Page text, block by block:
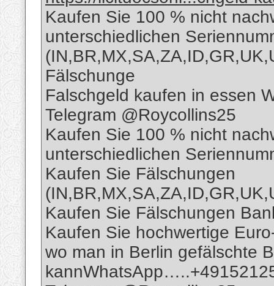
Kaufen Sie 100 % nicht
unterschiedlichen
Fälschunge
Falschgeld kaufen in essen
Telegram @Roycollins25
Kaufen Sie 100 % nicht
unterschiedlichen
Kaufen Sie Fälschungen
Kaufen Sie Fälschungen
Kaufen Sie hochwertige
wo man in Berlin gefälschte